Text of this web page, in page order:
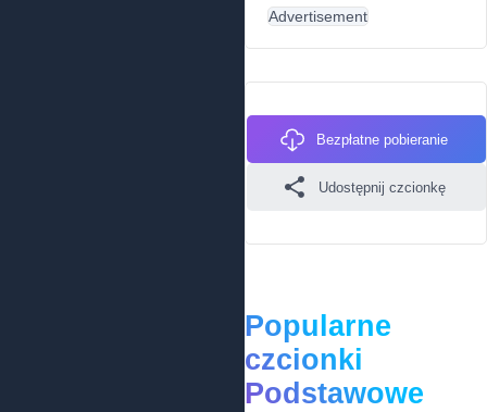
Advertisement
Bezpłatne pobieranie
Udostępnij czcionkę
Popularne
czcionki
Podstawowe